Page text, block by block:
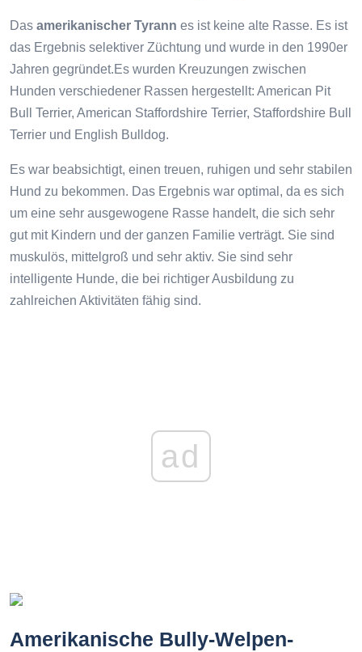
Das amerikanischer Tyrann es ist keine alte Rasse. Es ist
das Ergebnis selektiver Züchtung und wurde in den 1990er
Jahren gegründet.Es wurden Kreuzungen zwischen
Hunden verschiedener Rassen hergestellt: American Pit
Bull Terrier, American Staffordshire Terrier, Staffordshire Bull
Terrier und English Bulldog.
Es war beabsichtigt, einen treuen, ruhigen und sehr stabilen
Hund zu bekommen. Das Ergebnis war optimal, da es sich
um eine sehr ausgewogene Rasse handelt, die sich sehr
gut mit Kindern und der ganzen Familie verträgt. Sie sind
muskulös, mittelgroß und sehr aktiv. Sie sind sehr
intelligente Hunde, die bei richtiger Ausbildung zu
zahlreichen Aktivitäten fähig sind.
ad
Amerikanische Bully-Welpen-